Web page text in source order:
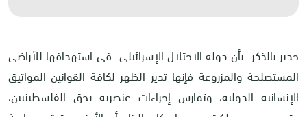
جدير بالذكر بأن دولة الاحتلال الإسرائيلي في استهدافها للأراضي
المستصلحة والمزروعة فإنها تدير الظهر لكافة القوانين المواثيق
الإنسانية الدولية، وتمارس إجراءات عنصرية بحق الفلسطينيين،